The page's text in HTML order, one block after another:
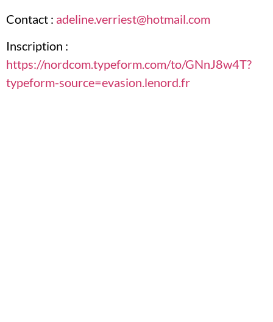
Contact : adeline.verriest@hotmail.com
Inscription :
https://nordcom.typeform.com/to/GNnJ8w4T?
typeform-source=evasion.lenord.fr